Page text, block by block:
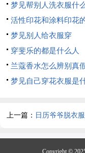
梦见帮别人洗衣服什
活性印花和涂料印花
梦见别人给衣服穿
穿斐乐的都是什么人
兰蔻香水怎么辨别真
梦见自己穿花衣服是
上一篇： 日历爷爷脱衣
Copyright ©